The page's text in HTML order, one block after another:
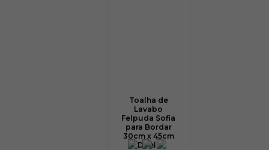
Toalha de
Lavabo
Felpuda Sofia
para Bordar
30cm x 45cm
- Dohler